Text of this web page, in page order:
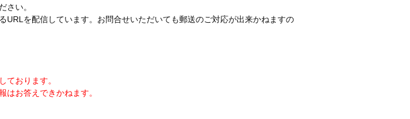
さい。
を配信しています。お問合せいただいても郵送のご対応が出来かねますの
ております。
はお答えできかねます。